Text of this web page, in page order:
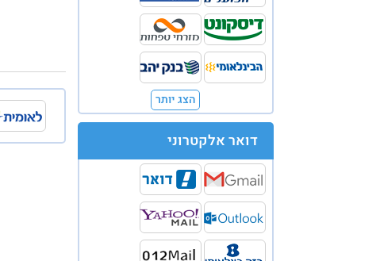
הצג יותר
דואר אלקטרוני